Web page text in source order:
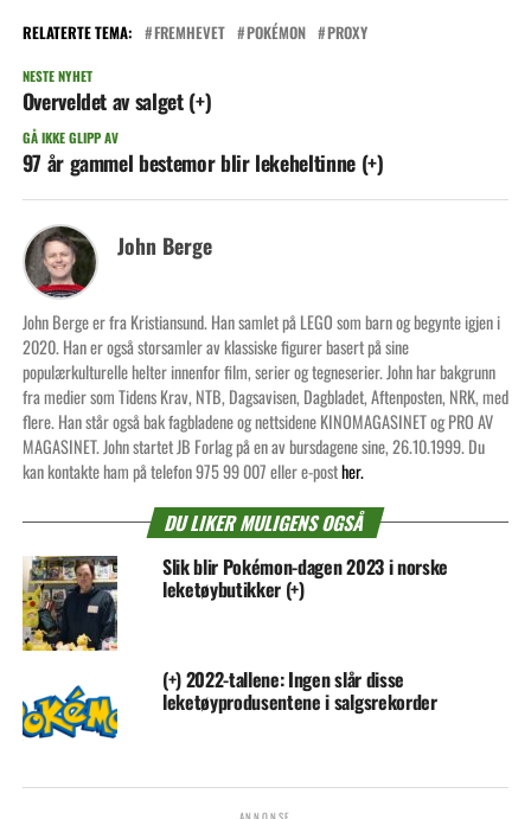
RELATERTE TEMA: FREMHEVET POKÉMON PROXY
NESTE NYHET
Overveldet av salget (+)
GÅ IKKE GLIPP AV
97 år gammel bestemor blir lekeheltinne (+)
John Berge
John Berge er fra Kristiansund. Han samlet på LEGO som barn og begynte igjen i
2020. Han er også storsamler av klassiske figurer basert på sine
populærkulturelle helter innenfor film, serier og tegneserier. John har bakgrunn
fra medier som Tidens Krav, NTB, Dagsavisen, Dagbladet, Aftenposten, NRK, med
flere. Han står også bak fagbladene og nettsidene KINOMAGASINET og PRO AV
MAGASINET. John startet JB Forlag på en av bursdagene sine, 26.10.1999. Du
kan kontakte ham på telefon 975 99 007 eller e-posther.
DU LIKER MULIGENS OGSÅ
Slik blir Pokémon-dagen 2023 i norske
leketøybutikker (+)
(+) 2022-tallene: Ingen slår disse
leketøyprodusentene i salgsrekorder